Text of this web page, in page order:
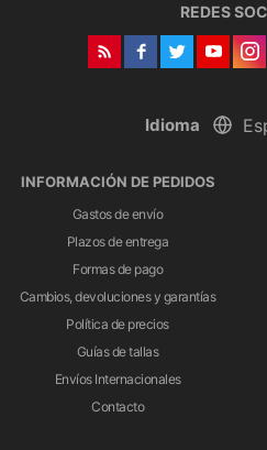
REDES
Idioma
INFORMACIÓN DE PEDIDOS
Gastos de envío
Plazos de entrega
Formas de pago
Cambios, devoluciones y garantías
Política de precios
Guías de tallas
Envíos Internacionales
Contacto